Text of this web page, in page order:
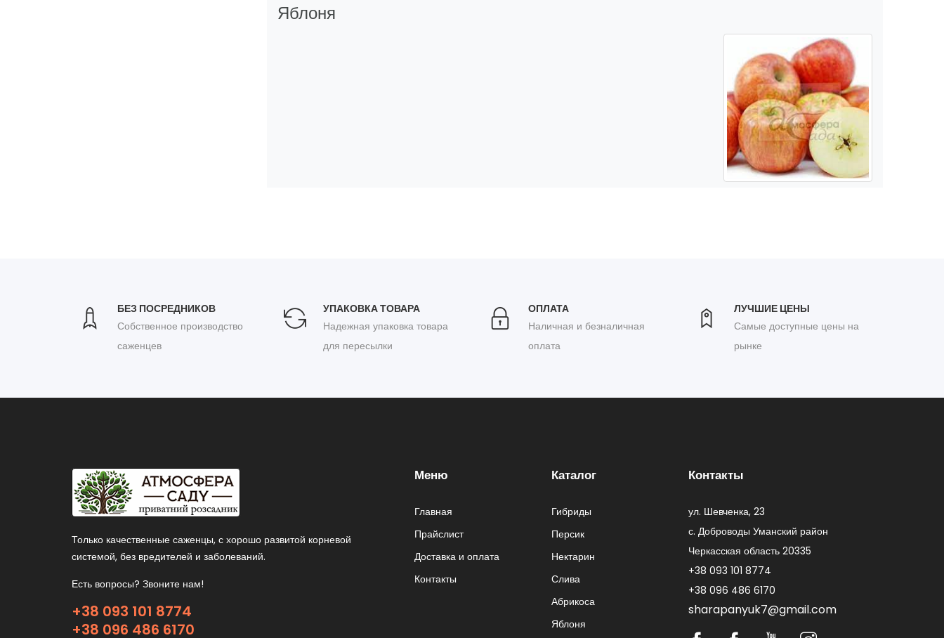
Яблоня
БЕЗ ПОСРЕДНИКОВ
Собственное производство
саженцев
УПАКОВКА ТОВАРА
Надежная упаковка товара
для пересылки
ОПЛАТА
Наличная и безналичная
оплата
ЛУЧШИЕ ЦЕНЫ
Самые доступные цены на
рынке
Только качественные саженцы, с хорошо развитой корневой
системой, без вредителей и заболеваний.
Есть вопросы? Звоните нам!
+38 093 101 8774
+38 096 486 6170
Меню
Главная
Прайслист
Доставка и оплата
Контакты
Каталог
Гибриды
Персик
Нектарин
Слива
Абрикоса
Яблоня
Контакты
ул. Шевченка, 23
с. Доброводы Уманский район
Черкасская область 20335
+38 093 101 8774
+38 096 486 6170
sharapanyuk7@gmail.com